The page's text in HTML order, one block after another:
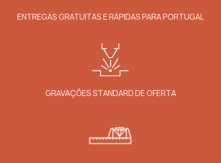
ENTREGAS GRATUITAS E RÁPIDAS PARA PORTUGAL
GRAVAÇÕES STANDARD DE OFERTA